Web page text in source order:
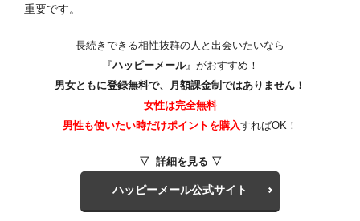
重要です。
長続きできる相性抜群の人と出会いたいなら
『ハッピーメール』がおすすめ！
男女ともに登録無料で、月額課金制ではありません！
女性は完全無料
男性も使いたい時だけポイントを購入すればOK！
▽ 詳細を見る ▽
ハッピーメール公式サイト